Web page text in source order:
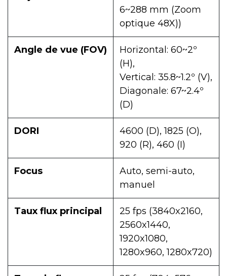
6~288 mm (Zoom
optique 48X))
Angle de vue (FOV)
Horizontal: 60~2º
(H),
Vertical: 35.8~1.2º (V),
Diagonale: 67~2.4º
(D)
DORI
4600 (D), 1825 (O),
920 (R), 460 (I)
Focus
Auto, semi-auto,
manuel
Taux flux principal
25 fps (3840x2160,
2560x1440,
1920x1080,
1280x960, 1280x720)